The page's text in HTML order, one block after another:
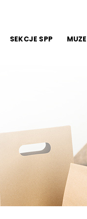
SEKCJE SPP